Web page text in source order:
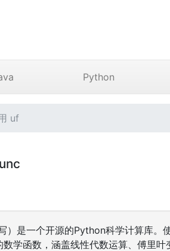
Python
uf
是一个开源的Python科学计算库。
学函数，涵盖线性代数运算、傅里